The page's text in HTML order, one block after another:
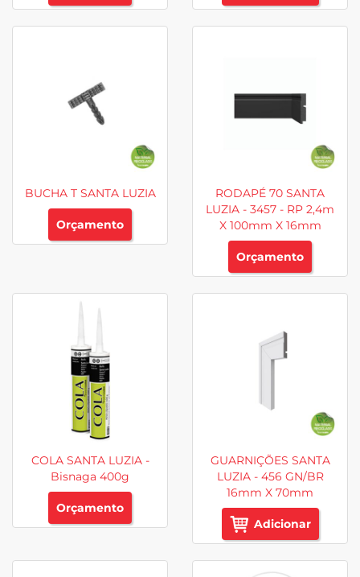
BUCHA T SANTA LUZIA
Orçamento
RODAPÉ 70 SANTA
LUZIA - 3457 - RP 2,4m
X 100mm X 16mm
Orçamento
COLA SANTA LUZIA -
Bisnaga 400g
Orçamento
GUARNIÇÕES SANTA
LUZIA - 456 GN/BR
16mm X 70mm
Adicionar